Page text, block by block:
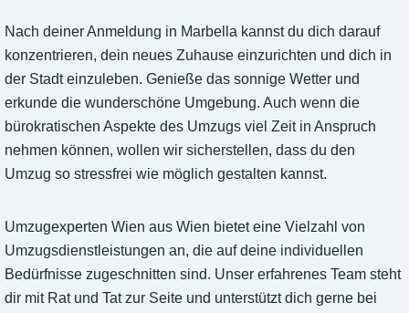
Nach deiner Anmeldung in Marbella kannst du dich darauf
konzentrieren, dein neues Zuhause einzurichten und dich in
der Stadt einzuleben. Genieße das sonnige Wetter und
erkunde die wunderschöne Umgebung. Auch wenn die
bürokratischen Aspekte des Umzugs viel Zeit in Anspruch
nehmen können, wollen wir sicherstellen, dass du den
Umzug so stressfrei wie möglich gestalten kannst.
Umzugexperten Wien aus Wien bietet eine Vielzahl von
Umzugsdienstleistungen an, die auf deine individuellen
Bedürfnisse zugeschnitten sind. Unser erfahrenes Team steht
dir mit Rat und Tat zur Seite und unterstützt dich gerne bei